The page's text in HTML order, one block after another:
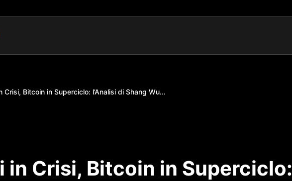
Crisi, Bitcoin in Superciclo: l’Analisi di Shang Wu...
in Crisi, Bitcoin in Superciclo: